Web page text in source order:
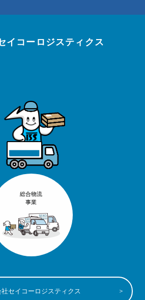
イコーロジスティクス
総合物流
事業
セイコーロジスティクス